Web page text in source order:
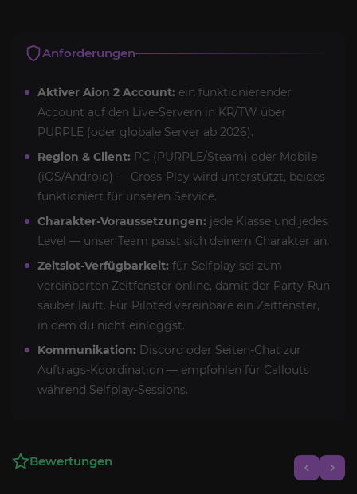
Anforderungen
Aktiver Aion 2 Account: ein funktionierender
Account auf den Live-Servern in KR/TW über
PURPLE (oder globale Server ab 2026).
Region & Client: PC (PURPLE/Steam) oder Mobile
(iOS/Android) — Cross-Play wird unterstützt, beides
funktioniert für unseren Service.
Charakter-Voraussetzungen: jede Klasse und jedes
Level — unser Team passt sich deinem Charakter an.
Zeitslot-Verfügbarkeit: für Selfplay sei zum
vereinbarten Zeitfenster online, damit der Party-Run
sauber läuft. Für Piloted vereinbare ein Zeitfenster,
in dem du nicht einloggst.
Kommunikation: Discord oder Seiten-Chat zur
Auftrags-Koordination — empfohlen für Callouts
während Selfplay-Sessions.
Bewertungen